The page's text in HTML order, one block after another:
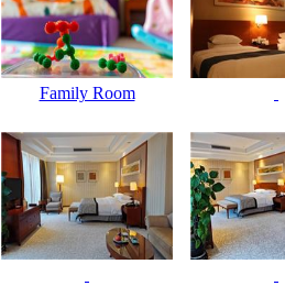
Family Room